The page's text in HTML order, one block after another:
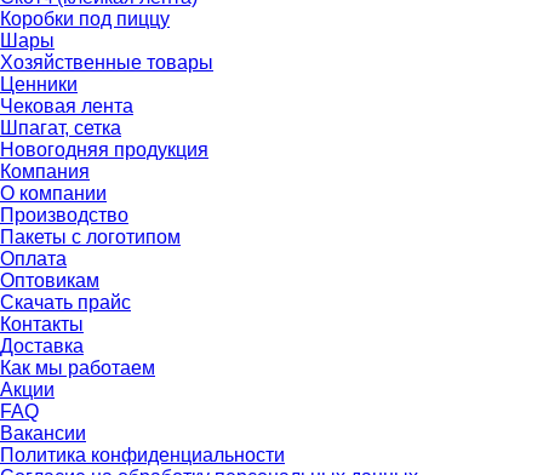
Коробки под пиццу
Шары
Хозяйственные товары
Ценники
Чековая лента
Шпагат, сетка
Новогодняя продукция
Компания
О компании
Производство
Пакеты с логотипом
Оплата
Оптовикам
Скачать прайс
Контакты
Доставка
Как мы работаем
Акции
FAQ
Вакансии
Политика конфиденциальности